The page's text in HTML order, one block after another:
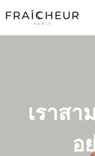
เราสา
อ